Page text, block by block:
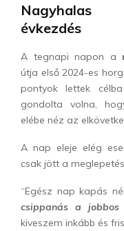
Nagyhalas
évkezdés
A tegnapi napon a
útja első 2024-es
pontyok lettek
gondolta volna,
elébe néz az
A nap eleje elég
csak jött a
“Egész nap kapás
csippanás a jobbos
kiveszem inkább és